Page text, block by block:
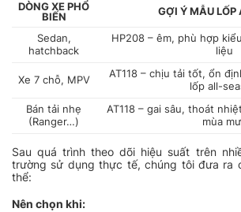
DÒNG XE PHỔ
BIẾN
GỢI Ý MẪU LỐP
Sedan,
hatchback
HP208 – êm, phù hợp
liệu
Xe 7 chỗ, MPV
AT118 – chịu tải tốt, ổn
lốp all-
Bán tải nhẹ
(Ranger…)
AT118 – gai sâu, thoát
mùa
Sau quá trình theo dõi hiệu suất trên
trường sử dụng thực tế, chúng tôi đưa ra
thể:
Nên chọn khi: